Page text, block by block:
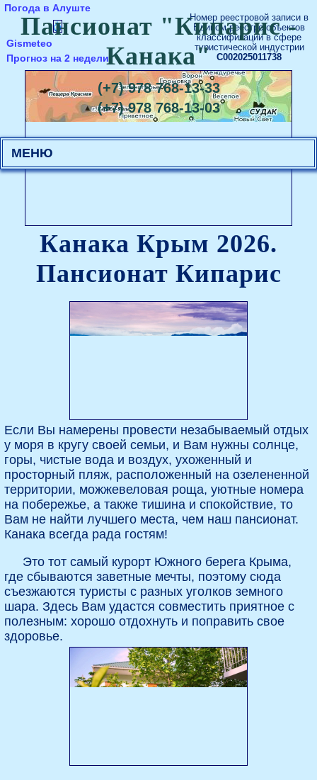
Пансионат "Кипарис -
Канака"
(+7) 978 768-13-33
(+7) 978 768-13-03
МЕНЮ
Погода в Алуште
Gismeteo
Прогноз на 2 недели
Номер реестровой записи в
Едином реестре объектов
классификации в сфере
туристической индустрии
C002025011738
Канака Крым 2026.
Пансионат Кипарис
Если Вы намерены провести незабываемый отдых
у моря в кругу своей семьи, и Вам нужны солнце,
горы, чистые вода и воздух, ухоженный и
просторный пляж, расположенный на озелененной
территории, можжевеловая роща, уютные номера
на побережье, а также тишина и спокойствие, то
Вам не найти лучшего места, чем наш пансионат.
Канака всегда рада гостям!
Это тот самый курорт Южного берега Крыма,
где сбываются заветные мечты, поэтому сюда
съезжаются туристы с разных уголков земного
шара. Здесь Вам удастся совместить приятное с
полезным: хорошо отдохнуть и поправить свое
здоровье.